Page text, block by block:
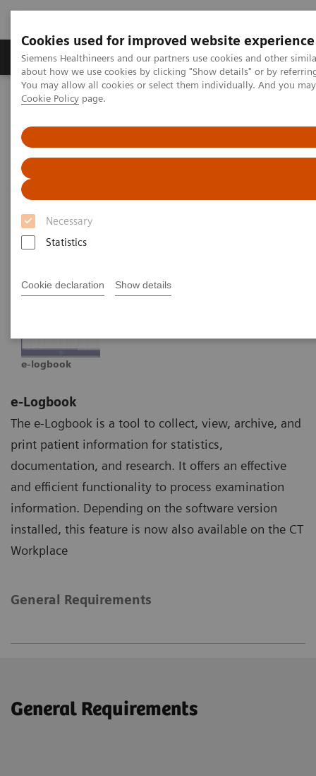
Cookies used for improved website experience
Siemens Healthineers and our partners use cookies and other
about how we use cookies by clicking "Show details" or by
You may allow all cookies or select them individually. And you
Cookie Policy page.
Necessary
Statistics
Cookie declaration Show details
Zobrazovací technika Laboratorní diagnostika
Home Zobrazovací technika
e-logbook
Product Overview
e-logbook
e-Logbook
The e-Logbook is a tool to collect, view, archive, and
print patient information for statistics,
documentation, and research. It offers an effective
and efficient functionality to process examination
information. Depending on the software version
installed, this feature is now also available on the CT
Workplace
General Requirements
General Requirements